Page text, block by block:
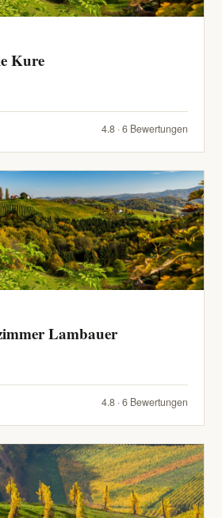
Kure
4.8 · 6 Bewertungen
Lambauer
4.8 · 6 Bewertungen